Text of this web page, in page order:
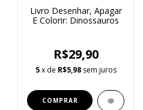
Livro Desenhar, Apagar
E Colorir: Dinossauros
R$29,90
5 x de R$5,98 sem juros